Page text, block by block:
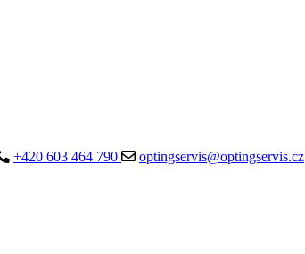
+420 603 464 790
optingservis@optingservis.cz